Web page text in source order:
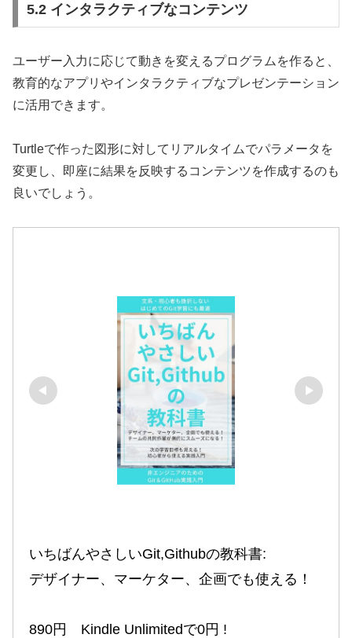
5.2 インタラクティブなコンテンツ
ユーザー入力に応じて動きを変えるプログラムを作ると、
教育的なアプリやインタラクティブなプレゼンテーション
に活用できます。
Turtleで作った図形に対してリアルタイムでパラメータを
変更し、即座に結果を反映するコンテンツを作成するのも
良いでしょう。
いちばんやさしいGit,Githubの教科書:
デザイナー、マーケター、企画でも使える！
890円　Kindle Unlimitedで0円 !